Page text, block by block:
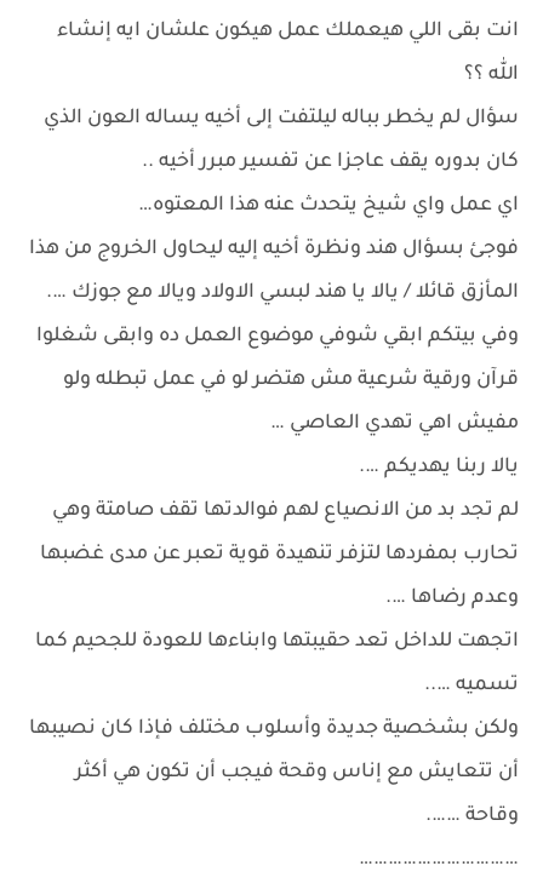
انت بقى اللي هيعملك عمل هيكون علشان ايه إنشاء
الله ؟؟
سؤال لم يخطر بباله ليلتفت إلى أخيه يساله العون الذي
كان بدوره يقف عاجزا عن تفسير مبرر أخيه ..
اي عمل واي شيخ يتحدث عنه هذا المعتوه…
فوجئ بسؤال هند ونظرة أخيه إليه ليحاول الخروج من هذا
المأزق قائلا / يالا يا هند لبسي الاولاد ويالا مع جوزك ….
وفي بيتكم ابقي شوفي موضوع العمل ده وابقى شغلوا
قرآن ورقية شرعية مش هتضر لو في عمل تبطله ولو
مفيش اهي تهدي العاصي …
يالا ربنا يهديكم ….
لم تجد بد من الانصياع لهم فوالدتها تقف صامتة وهي
تحارب بمفردها لتزفر تنهيدة قوية تعبر عن مدى غضبها
وعدم رضاها ….
اتجهت للداخل تعد حقيبتها وابناءها للعودة للجحيم كما
تسميه …..
ولكن بشخصية جديدة وأسلوب مختلف فإذا كان نصيبها
أن تتعايش مع إناس وقحة فيجب أن تكون هي أكثر
وقاحة …….
……………………………